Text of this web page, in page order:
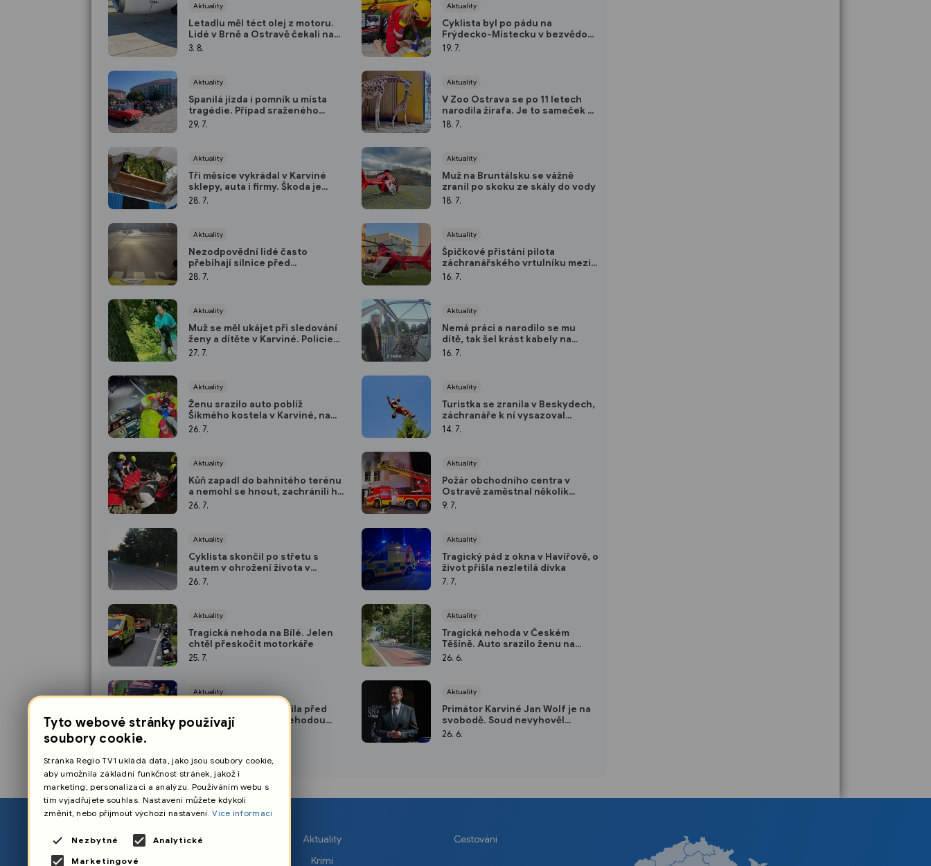
Aktuality
Letadlu měl téct olej z motoru.
Lidé v Brně a Ostravě čekali na
odlet do Tuniska 6 hodin
3. 8.
Aktuality
Spanilá jízda i pomník u místa
tragédie. Případ sraženého
motorkáře se dál prověřuje
29. 7.
Aktuality
Tři měsíce vykrádal v Karviné
sklepy, auta i firmy. Škoda je
přes 410 tisíc korun
28. 7.
Aktuality
Nezodpovědní lidé často
přebíhají silnice před
spěchajícími sanitkami
28. 7.
Aktuality
Muž se měl ukájet při sledování
ženy a dítěte v Karviné. Policie
hledá ženu i svědky
27. 7.
Aktuality
Ženu srazilo auto poblíž
Šikmého kostela v Karviné, na
místě zemřela
26. 7.
Aktuality
Kůň zapadl do bahnitého terénu
a nemohl se hnout, zachránili ho
hasiči
26. 7.
Aktuality
Cyklista skončil po střetu s
autem v ohrožení života v
nemocnici
26. 7.
Aktuality
Tragická nehoda na Bílé. Jelen
chtěl přeskočit motorkáře
25. 7.
Aktuality
Táborová vedoucí plnila před
tragickou dopravní nehodou
Aktuality
Cyklista byl po pádu na
Frýdecko-Místecku v bezvědomí
a ohrožení života
19. 7.
Aktuality
V Zoo Ostrava se po 11 letech
narodila žirafa. Je to sameček a
porod byl překvapením
18. 7.
Aktuality
Muž na Bruntálsku se vážně
zranil po skoku ze skály do vody
18. 7.
Aktuality
Špičkové přistání pilota
záchranářského vrtulníku mezi
paneláky v Opavě
16. 7.
Aktuality
Nemá práci a narodilo se mu
dítě, tak šel krást kabely na
staveniště
16. 7.
Aktuality
Turistka se zranila v Beskydech,
záchranáře k ní vysazoval
vrtulník
14. 7.
Aktuality
Požár obchodního centra v
Ostravě zaměstnal několik
jednotek hasičů
9. 7.
Aktuality
Tragický pád z okna v Havířově, o
život přišla nezletilá dívka
7. 7.
Aktuality
Tragická nehoda v Českém
Těšíně. Auto srazilo ženu na
přechodu pro chodce
26. 6.
Aktuality
Primátor Karviné Jan Wolf je na
svobodě. Soud nevyhověl
žádosti o vzetí do vazby
26. 6.
O nás
Nastavení cookies
Aktuality
Krimi
Cestování
Tyto webové stránky používají
soubory cookie.
Stránka Regio TV1 ukládá data, jako jsou soubory cookie,
aby umožnila základní funkčnost stránek, jakož i
marketing, personalizaci a analýzu. Používáním webu s
tím vyjadřujete souhlas. Nastavení můžete kdykoli
změnit, nebo přijmout výchozí nastavení.Více informací
Nezbytné
Analytické
Marketingové